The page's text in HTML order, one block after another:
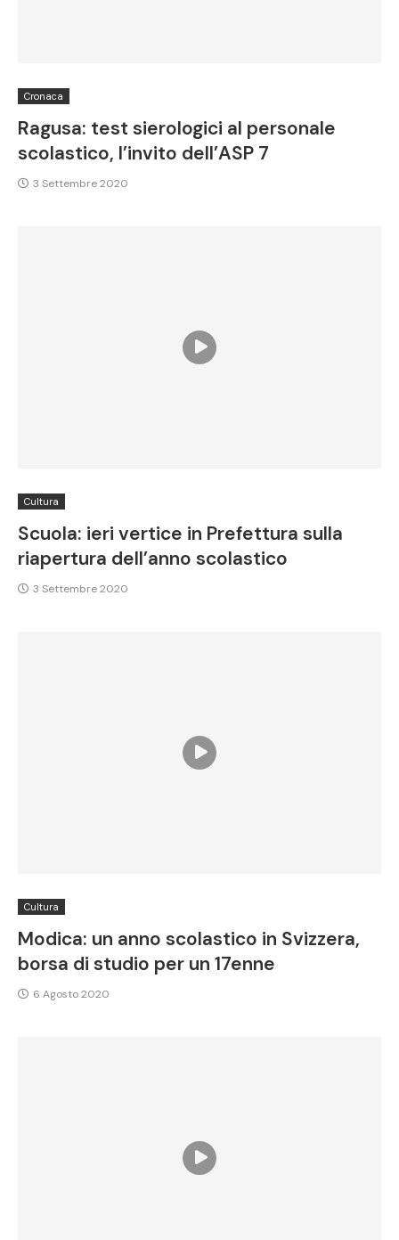
Cronaca
Ragusa: test sierologici al personale
scolastico, l’invito dell’ASP 7
3 Settembre 2020
Cultura
Scuola: ieri vertice in Prefettura sulla
riapertura dell’anno scolastico
3 Settembre 2020
Cultura
Modica: un anno scolastico in Svizzera,
borsa di studio per un 17enne
6 Agosto 2020